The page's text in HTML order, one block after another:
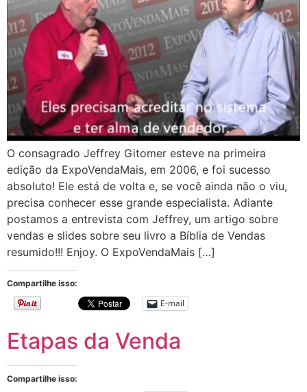
O consagrado Jeffrey Gitomer esteve na primeira
edição da ExpoVendaMais, em 2006, e foi sucesso
absoluto! Ele está de volta e, se você ainda não o viu,
precisa conhecer esse grande especialista. Adiante
postamos a entrevista com Jeffrey, um artigo sobre
vendas e slides sobre seu livro a Bíblia de Vendas
resumido!!! Enjoy. O ExpoVendaMais […]
Compartilhe isso:
E-mail
Etapas da Venda
Compartilhe isso: